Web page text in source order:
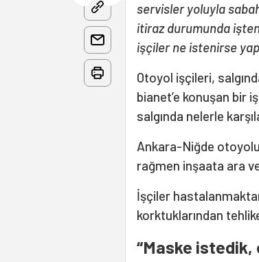
servisler yoluyla
itiraz durumunda
işçiler ne istenirse
Otoyol işçileri,
bianet’e konuşan bir
salgında nelerle
Ankara-Niğde
rağmen inşaata ara
İşçiler
korktuklarından
“Maske istedik,